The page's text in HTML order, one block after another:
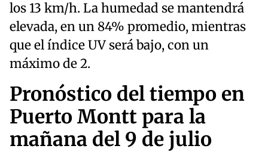
los 13 km/h. La humedad se mantendrá
elevada, en un 84% promedio, mientras
que el índice UV será bajo, con un
máximo de 2.
Pronóstico del tiempo en
Puerto Montt para la
mañana del 9 de julio